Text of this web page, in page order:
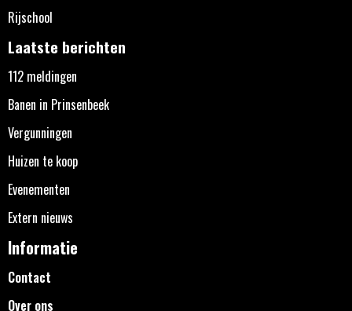
Rijschool
Laatste berichten
112 meldingen
Banen in Prinsenbeek
Vergunningen
Huizen te koop
Evenementen
Extern nieuws
Informatie
Contact
Over ons